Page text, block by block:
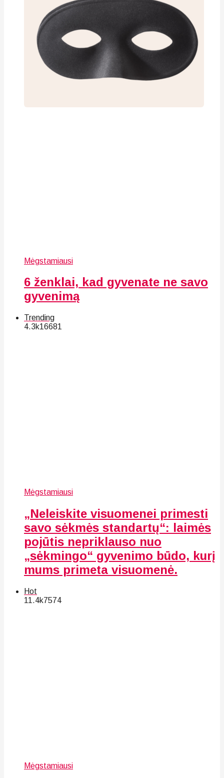
Mėgstamiausi
6 ženklai, kad gyvenate ne savo
gyvenimą
Trending
4.3k16681
Mėgstamiausi
„Neleiskite visuomenei primesti
savo sėkmės standartų“: laimės
pojūtis nepriklauso nuo
„sėkmingo“ gyvenimo būdo, kurį
mums primeta visuomenė.
Hot
11.4k7574
Mėgstamiausi